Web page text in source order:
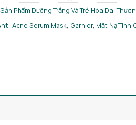
Sản Phẩm Dưỡng Trắng Và Trẻ Hóa Da,
Acne Serum Mask, Garnier, Mặt Nạ Tinh